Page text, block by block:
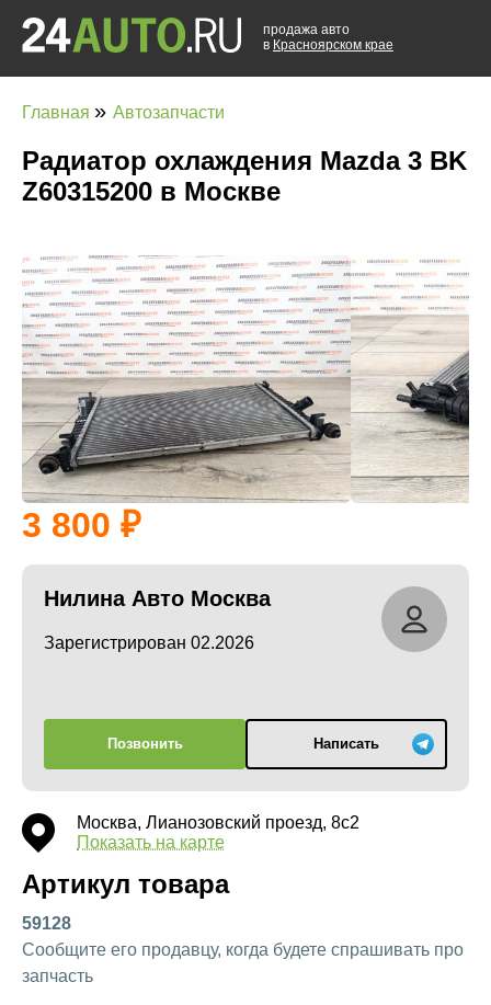
продажа авто
в Красноярском крае
Главная » Автозапчасти
Радиатор охлаждения Mazda 3 BK
Z60315200 в Москве
3 800
Нилина Авто Москва
Зарегистрирован 02.2026
Позвонить Написать
Москва, Лианозовский проезд, 8с2
Показать на карте
Артикул товара
59128
Сообщите его продавцу, когда будете спрашивать про
запчасть